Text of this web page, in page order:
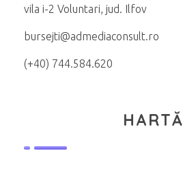
vila i-2 Voluntari, jud. Ilfov
bursejti@admediaconsult.ro
(+40) 744.584.620
HARTĂ